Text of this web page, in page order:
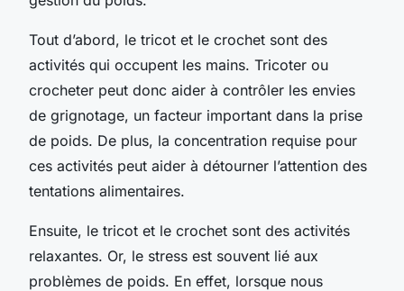
Tout d’abord, le tricot et le crochet sont des
activités qui occupent les mains. Tricoter ou
crocheter peut donc aider à contrôler les envies
de grignotage, un facteur important dans la prise
de poids. De plus, la concentration requise pour
ces activités peut aider à détourner l’attention des
tentations alimentaires.
Ensuite, le tricot et le crochet sont des activités
relaxantes. Or, le stress est souvent lié aux
problèmes de poids. En effet, lorsque nous